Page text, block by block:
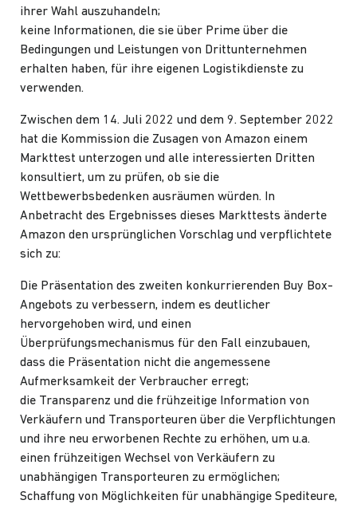
ihrer Wahl auszuhandeln;
keine Informationen, die sie über Prime über die
Bedingungen und Leistungen von Drittunternehmen
erhalten haben, für ihre eigenen Logistikdienste zu
verwenden.
Zwischen dem 14. Juli 2022 und dem 9. September 2022
hat die Kommission die Zusagen von Amazon einem
Markttest unterzogen und alle interessierten Dritten
konsultiert, um zu prüfen, ob sie die
Wettbewerbsbedenken ausräumen würden. In
Anbetracht des Ergebnisses dieses Markttests änderte
Amazon den ursprünglichen Vorschlag und verpflichtete
sich zu:
Die Präsentation des zweiten konkurrierenden Buy Box-
Angebots zu verbessern, indem es deutlicher
hervorgehoben wird, und einen
Überprüfungsmechanismus für den Fall einzubauen,
dass die Präsentation nicht die angemessene
Aufmerksamkeit der Verbraucher erregt;
die Transparenz und die frühzeitige Information von
Verkäufern und Transporteuren über die Verpflichtungen
und ihre neu erworbenen Rechte zu erhöhen, um u.a.
einen frühzeitigen Wechsel von Verkäufern zu
unabhängigen Transporteuren zu ermöglichen;
Schaffung von Möglichkeiten für unabhängige Spediteure,